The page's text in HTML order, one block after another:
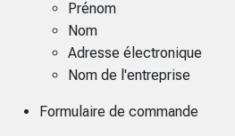
Prénom
Nom
Adresse électronique
Nom de l'entreprise
Formulaire de commande